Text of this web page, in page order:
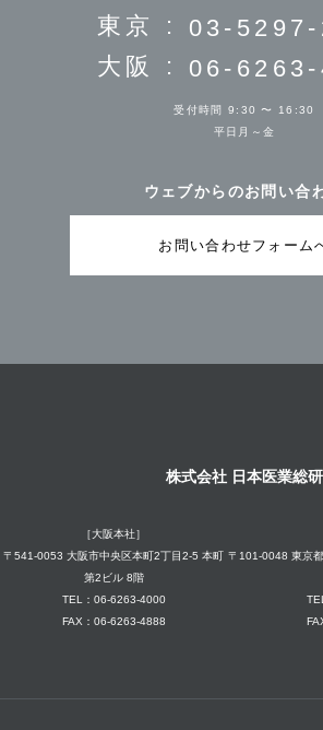
東京 : 03-5297-
大阪 : 06-6263-
受付時間 9:30 〜 16:30
平日月～金
ウェブからのお問い合
お問い合わせフォーム
株式会社 日本医業総研
［大阪本社］
〒541-0053 大阪市中央区本町2丁目2-5 本町
第2ビル 8階
TEL：06-6263-4000
FAX：06-6263-4888
〒101-0048 東京